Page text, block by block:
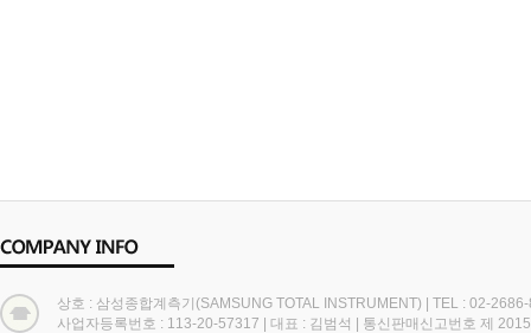
상호 : 삼성종합계측기(SAMSUNG TOTAL INSTRUMENT) | TEL : 02-
사업자등록번호 : 113-20-57317 | 대표 : 김범석 | 통신판매신고번호 제